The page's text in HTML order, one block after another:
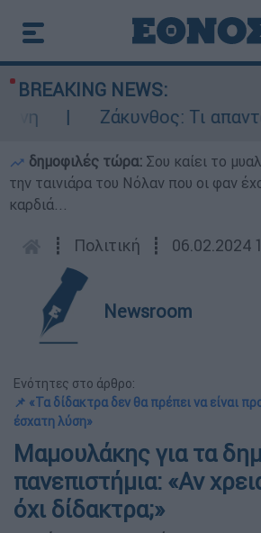
BREAKING NEWS:
Ζάκυνθος: Τι απαντά η
δημοφιλές τώρα: Σου καίει το
την ταινιάρα του Νόλαν που οι φαν
καρδιά...
┋ Πολιτική ┋ 06.02.2024
Newsroom
Ενότητες στο άρθρο:
📌 «Τα δίδακτρα δεν θα πρέπει να είναι
έσχατη λύση»
Μαμουλάκης για τα
πανεπιστήμια: «Αν
όχι δίδακτρα;»